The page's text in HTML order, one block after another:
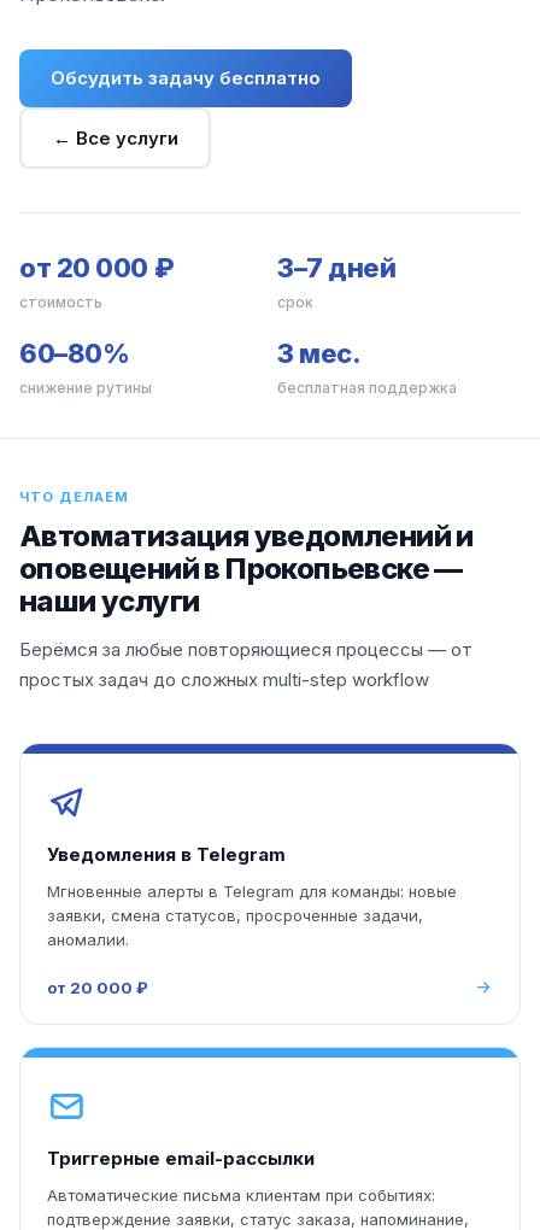
Обсудить задачу бесплатно
← Все услуги
от 20 000 ₽
стоимость
3–7 дней
срок
60–80%
снижение рутины
3 мес.
бесплатная поддержка
ЧТО ДЕЛАЕМ
Автоматизация уведомлений и
оповещений в Прокопьевске —
наши услуги
Берёмся за любые повторяющиеся процессы — от
простых задач до сложных multi-step workflow
Уведомления в Telegram
Мгновенные алерты в Telegram для команды: новые
заявки, смена статусов, просроченные задачи,
аномалии.
от 20 000 ₽
Триггерные email-рассылки
Автоматические письма клиентам при событиях:
подтверждение заявки, статус заказа, напоминание,